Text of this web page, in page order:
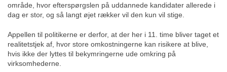
område, hvor efterspørgslen på uddannede kandidater allerede i
dag er stor, og så langt øjet rækker vil den kun vil stige.
Appellen til politikerne er derfor, at der her i 11. time bliver taget et
realitetstjek af, hvor store omkostningerne kan risikere at blive,
hvis ikke der lyttes til bekymringerne ude omkring på
virksomhederne.